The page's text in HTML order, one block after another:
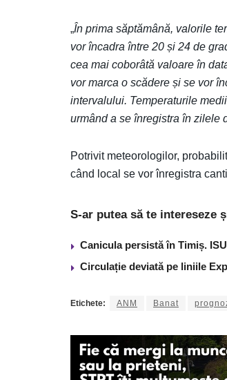
„În prima săptămână, valorile
vor încadra între 20 și 24 de
cea mai coborâtă valoare în
vor marca o scădere și se vor
intervalului. Temperaturile
urmând a se înregistra în zilele
Potrivit meteorologilor,
când local se vor înregistra
S-ar putea să te intereseze
Canicula persistă în Timiș.
Circulație deviată pe liniile
Etichete: ANM Banat